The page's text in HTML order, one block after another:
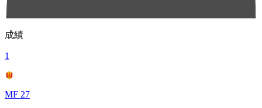
選手名
成績
1
MF 27